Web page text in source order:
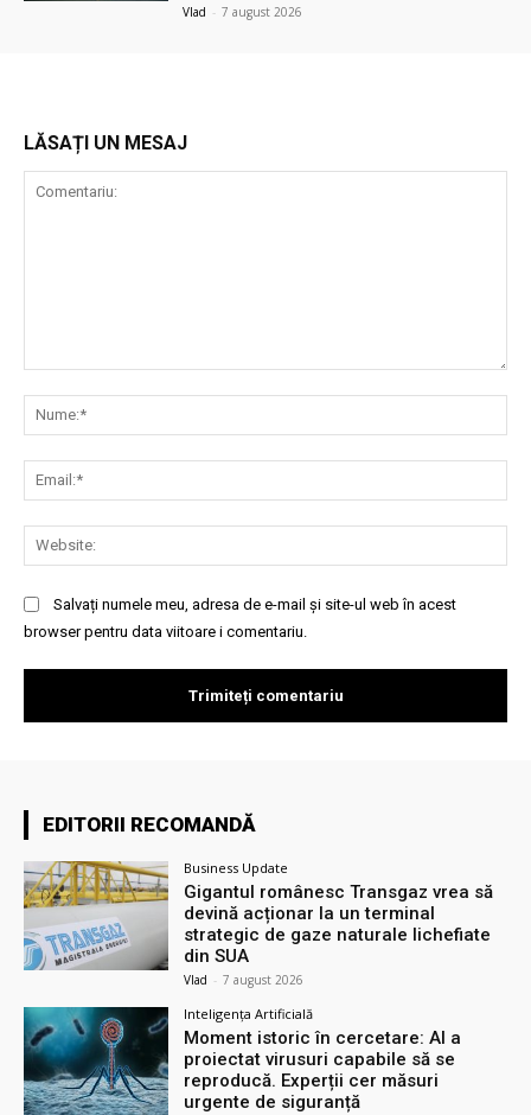
Vlad - 7 august 2026
LĂSAȚI UN MESAJ
Salvați numele meu, adresa de e-mail și site-ul web în acest
browser pentru data viitoare i comentariu.
EDITORII RECOMANDĂ
Business Update
Gigantul românesc Transgaz vrea să
devină acționar la un terminal
strategic de gaze naturale lichefiate
din SUA
Vlad - 7 august 2026
Inteligența Artificială
Moment istoric în cercetare: AI a
proiectat virusuri capabile să se
reproducă. Experții cer măsuri
urgente de siguranță